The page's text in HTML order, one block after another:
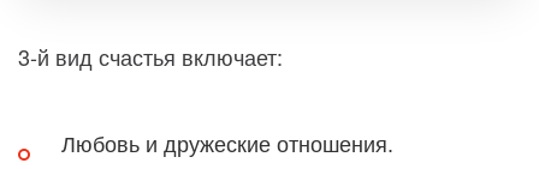
3-й вид счастья включает:
Любовь и дружеские отношения.